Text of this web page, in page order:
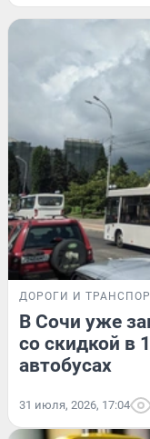
ДОРОГИ И
В Сочи уже
со скидкой в
автобусах
31 июля, 2026, 17:04